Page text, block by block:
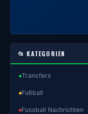
📂 KATEGORIEN
Transfers
Fußball
Fussball Nachrichten